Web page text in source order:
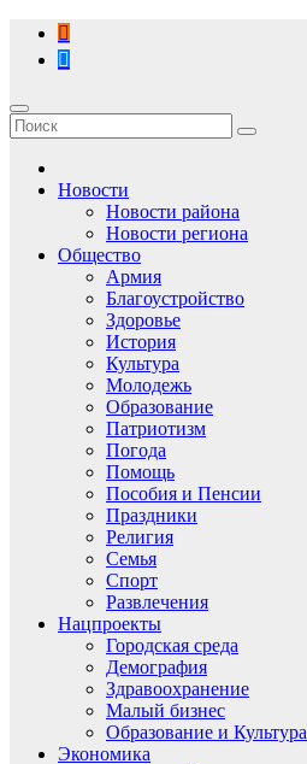
Перейти
содержимому
Новости
Новости района
Новости региона
Общество
Армия
Благоустройство
Здоровье
История
Культура
Молодежь
Образование
Патриотизм
Погода
Помощь
Пособия и Пенсии
Праздники
Религия
Семья
Спорт
Развлечения
Нацпроекты
Городская среда
Демография
Здравоохранение
Малый бизнес
Образование и Культура
Экономика